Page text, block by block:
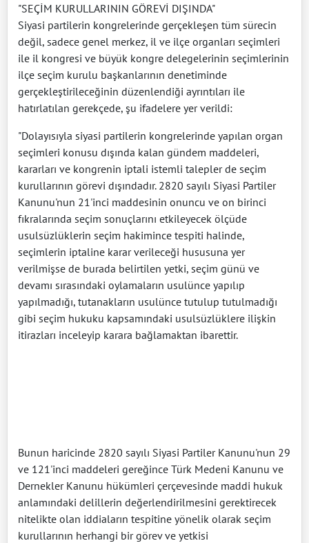
"SEÇİM KURULLARININ GÖREVİ DIŞINDA"
Siyasi partilerin kongrelerinde gerçekleşen tüm sürecin
değil, sadece genel merkez, il ve ilçe organları seçimleri
ile il kongresi ve büyük kongre delegelerinin seçimlerinin
ilçe seçim kurulu başkanlarının denetiminde
gerçekleştirileceğinin düzenlendiği ayrıntıları ile
hatırlatılan gerekçede, şu ifadelere yer verildi:
"Dolayısıyla siyasi partilerin kongrelerinde yapılan organ
seçimleri konusu dışında kalan gündem maddeleri,
kararları ve kongrenin iptali istemli talepler de seçim
kurullarının görevi dışındadır. 2820 sayılı Siyasi Partiler
Kanunu'nun 21'inci maddesinin onuncu ve on birinci
fıkralarında seçim sonuçlarını etkileyecek ölçüde
usulsüzlüklerin seçim hakimince tespiti halinde,
seçimlerin iptaline karar verileceği hususuna yer
verilmişse de burada belirtilen yetki, seçim günü ve
devamı sırasındaki oylamaların usulünce yapılıp
yapılmadığı, tutanakların usulünce tutulup tutulmadığı
gibi seçim hukuku kapsamındaki usulsüzlüklere ilişkin
itirazları inceleyip karara bağlamaktan ibarettir.
Bunun haricinde 2820 sayılı Siyasi Partiler Kanunu'nun 29
ve 121'inci maddeleri gereğince Türk Medeni Kanunu ve
Dernekler Kanunu hükümleri çerçevesinde maddi hukuk
anlamındaki delillerin değerlendirilmesini gerektirecek
nitelikte olan iddiaların tespitine yönelik olarak seçim
kurullarının herhangi bir görev ve yetkisi